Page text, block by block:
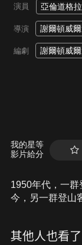
演員 亞倫道格
導演 謝爾頓威
編劇 謝爾頓威
我的星等
影片給分
1950年代，一
今，另一群登山
其他人也看了